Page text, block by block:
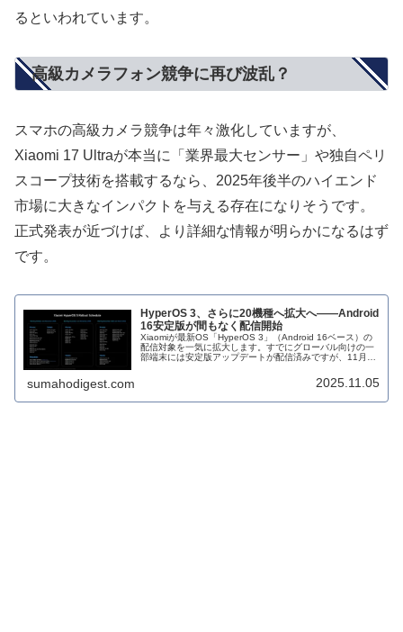
るといわれています。
高級カメラフォン競争に再び波乱？
スマホの高級カメラ競争は年々激化していますが、
Xiaomi 17 Ultraが本当に「業界最大センサー」や独自ペリ
スコープ技術を搭載するなら、2025年後半のハイエンド
市場に大きなインパクトを与える存在になりそうです。
正式発表が近づけば、より詳細な情報が明らかになるはず
です。
HyperOS 3、さらに20機種へ拡大へ――Android
16安定版が間もなく配信開始
Xiaomiが最新OS「HyperOS 3」（Android 16ベース）の
配信対象を一気に拡大します。すでにグローバル向けの一
部端末には安定版アップデートが配信済みですが、11月中
sumahodigest.com 2025.11.05